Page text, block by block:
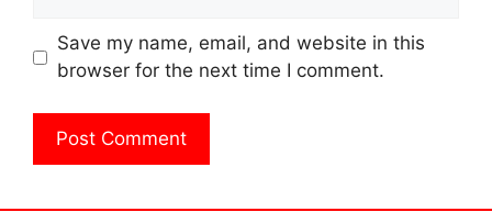
Save my name, email, and website in this
browser for the next time I comment.